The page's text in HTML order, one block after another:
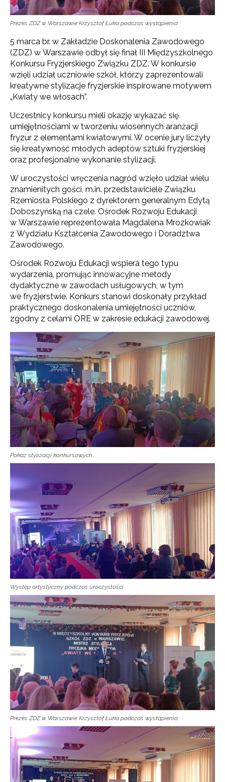
Prezes ZDZ w Warszawie Krzysztof Łuka podczas wystąpienia
5 marca br. w Zakładzie Doskonalenia Zawodowego
(ZDZ) w Warszawie odbył się finał III Międzyszkolnego
Konkursu Fryzjerskiego Związku ZDZ. W konkursie
wzięli udział uczniowie szkół, którzy zaprezentowali
kreatywne stylizacje fryzjerskie inspirowane motywem
„Kwiaty we włosach”.
Uczestnicy konkursu mieli okazję wykazać się
umiejętnościami w tworzeniu wiosennych aranżacji
fryzur z elementami kwiatowymi. W ocenie jury liczyły
się kreatywność młodych adeptów sztuki fryzjerskiej
oraz profesjonalne wykonanie stylizacji.
W uroczystości wręczenia nagród wzięło udział wielu
znamienitych gości, m.in. przedstawiciele Związku
Rzemiosła Polskiego z dyrektorem generalnym Edytą
Doboszyńską na czele. Ośrodek Rozwoju Edukacji
w Warszawie reprezentowała Magdalena Mrozkowiak
z Wydziału Kształcenia Zawodowego i Doradztwa
Zawodowego.
Ośrodek Rozwoju Edukacji wspiera tego typu
wydarzenia, promując innowacyjne metody
dydaktyczne w zawodach usługowych, w tym
we fryzjerstwie. Konkurs stanowi doskonały przykład
praktycznego doskonalenia umiejętności uczniów,
zgodny z celami ORE w zakresie edukacji zawodowej.
Pokaz stylizacji konkursowych
Występ artystyczny podczas uroczystości
Prezes ZDZ w Warszawie Krzysztof Łuka podczas wystąpienia
Newsletter ORE
Zapisz się i bądź na bieżąco z najnowszymi